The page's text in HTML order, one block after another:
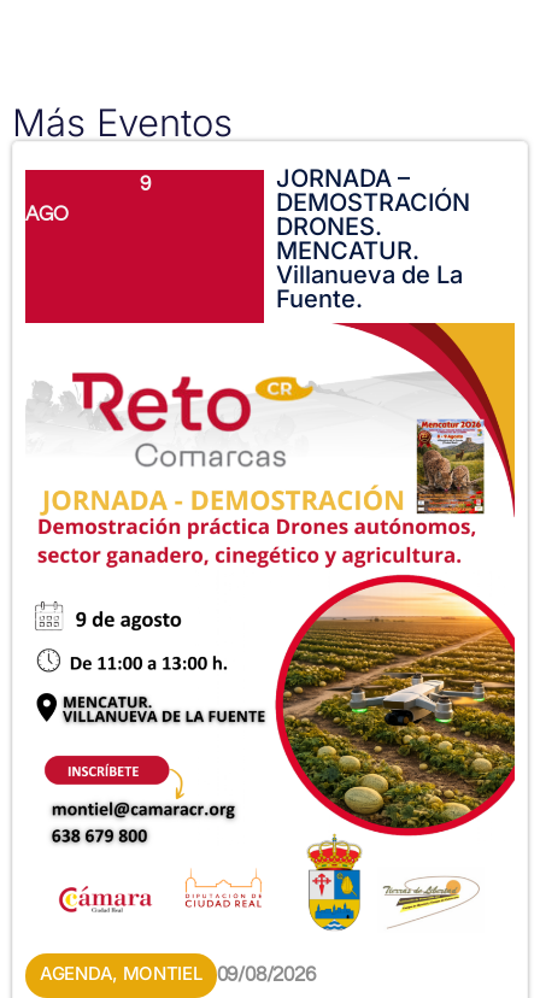
Más Eventos
9
AGO
JORNADA –
DEMOSTRACIÓN
DRONES.
MENCATUR.
Villanueva de La
Fuente.
AGENDA, MONTIEL 09/08/2026